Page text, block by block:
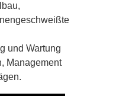
und Wartung
Management